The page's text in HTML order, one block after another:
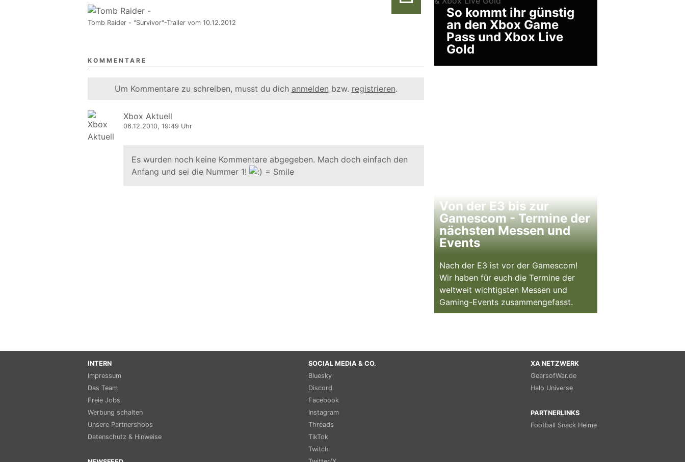
Tomb Raider - "Survivor"-Trailer vom 10.12.2012
KOMMENTARE
Um Kommentare zu schreiben, musst du dich anmelden bzw. registrieren.
Xbox Aktuell
06.12.2010, 19:49 Uhr
Es wurden noch keine Kommentare abgegeben. Mach doch einfach den
Anfang und sei die Nummer 1!
So kommt ihr günstig
an den Xbox Game
Pass und Xbox Live
Gold
Von der E3 bis zur
Gamescom - Termine der
nächsten Messen und
Events
Nach der E3 ist vor der Gamescom!
Wir haben für euch die Termine der
weltweit wichtigsten Messen und
Gaming-Events zusammengefasst.
INTERN
Impressum
Das Team
Freie Jobs
Werbung schalten
Unsere Partnershops
Datenschutz & Hinweise
SOCIAL MEDIA & CO.
Bluesky
Discord
Facebook
Instagram
Threads
TikTok
Twitch
XA NETZWERK
GearsofWar.de
Halo Universe
PARTNERLINKS
Football Snack Helme